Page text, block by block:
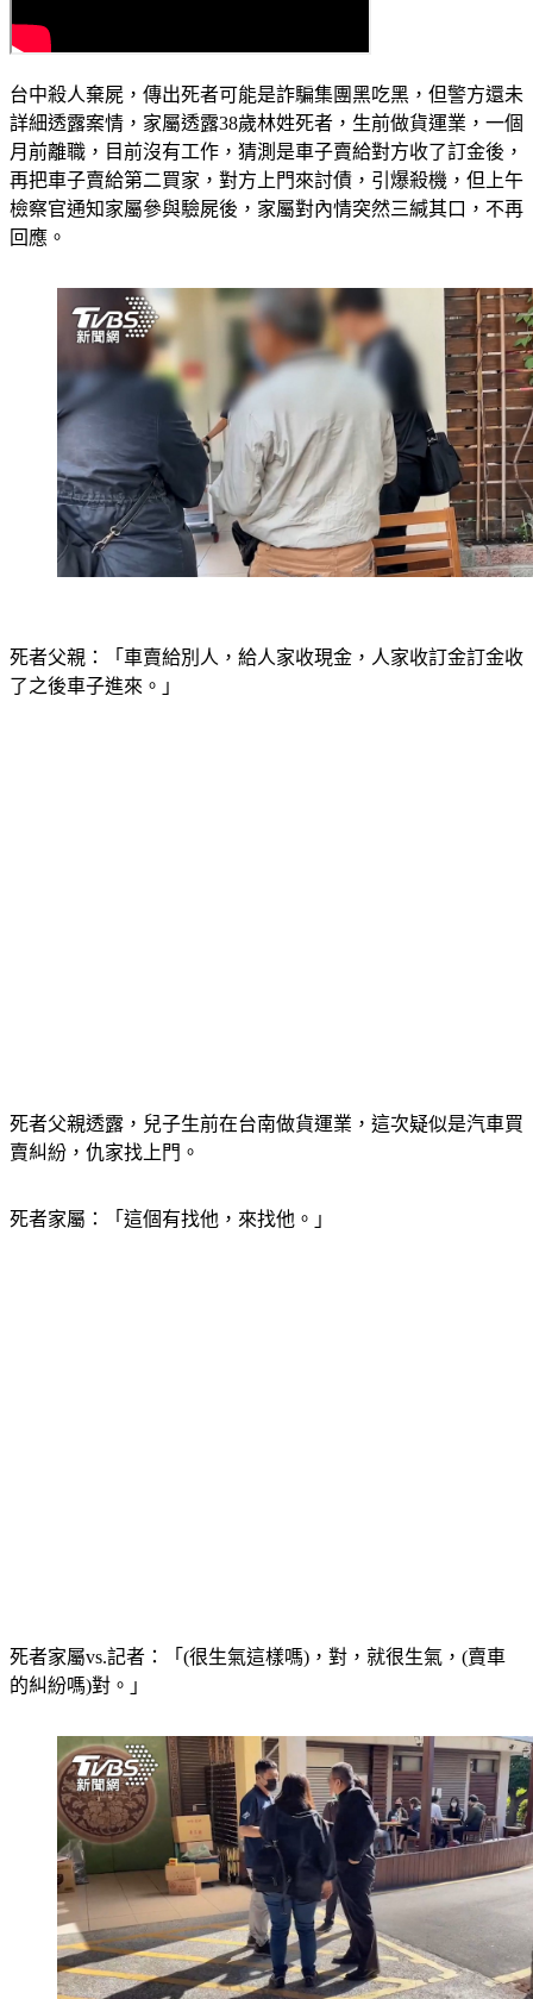
台中殺人棄屍，傳出死者可能是詐騙集團黑吃黑，但警方還未
詳細透露案情，家屬透露38歲林姓死者，生前做貨運業，一個
月前離職，目前沒有工作，猜測是車子賣給對方收了訂金後，
再把車子賣給第二買家，對方上門來討債，引爆殺機，但上午
檢察官通知家屬參與驗屍後，家屬對內情突然三緘其口，不再
回應。
死者父親：「車賣給別人，給人家收現金，人家收訂金訂金收
了之後車子進來。」
死者父親透露，兒子生前在台南做貨運業，這次疑似是汽車買
賣糾紛，仇家找上門。
死者家屬：「這個有找他，來找他。」
死者家屬vs.記者：「(很生氣這樣嗎)，對，就很生氣，(賣車
的糾紛嗎)對。」